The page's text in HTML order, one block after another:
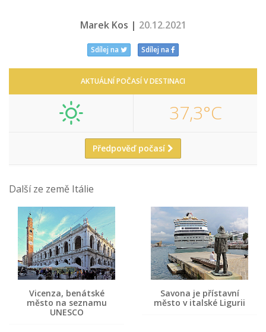
Marek Kos | 20.12.2021
Sdílej na Sdílej na
AKTUÁLNÍ POČASÍ V DESTINACI
37,3°C
Předpověď počasí
Další ze země Itálie
Vicenza, benátské
město na seznamu
UNESCO
Savona je přístavní
město v italské Ligurii